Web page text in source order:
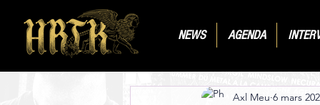
NEWS AGENDA
Axl Meu 6 mars